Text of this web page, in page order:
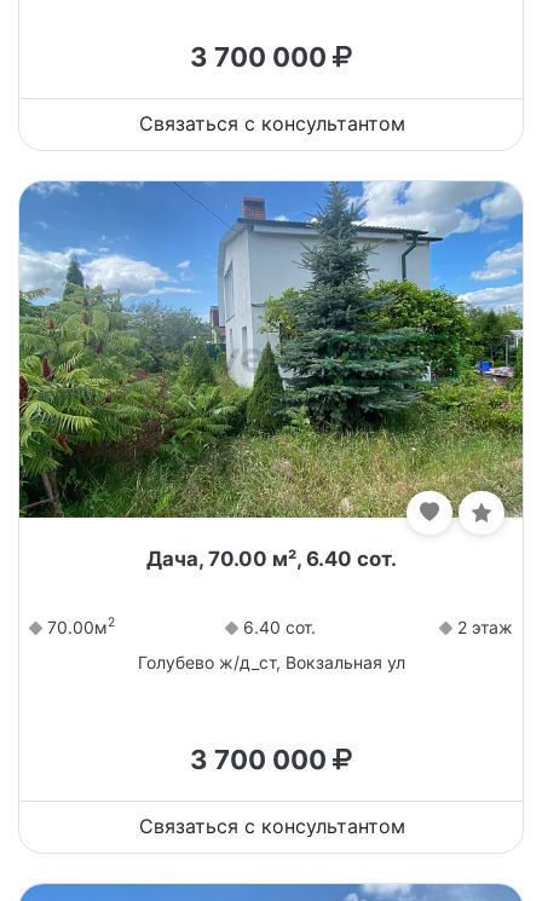
3 700 000
Связаться с консультантом
Дача, 70.00 м², 6.40 сот.
70.00м2 6.40 сот.
2 этаж
Голубево ж/д_ст, Вокзальная ул
3 700 000
Связаться с консультантом